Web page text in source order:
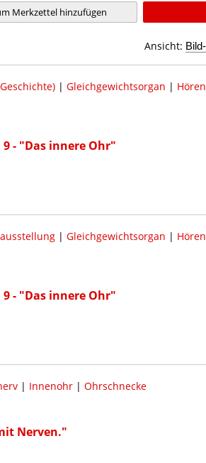
Merkzettel hinzufügen
Ansicht:
| Gleichgewichtsorgan | Hören
- "Das innere Ohr"
| Gleichgewichtsorgan | Hören
- "Das innere Ohr"
| Innenohr| Ohrschnecke
Nerven."